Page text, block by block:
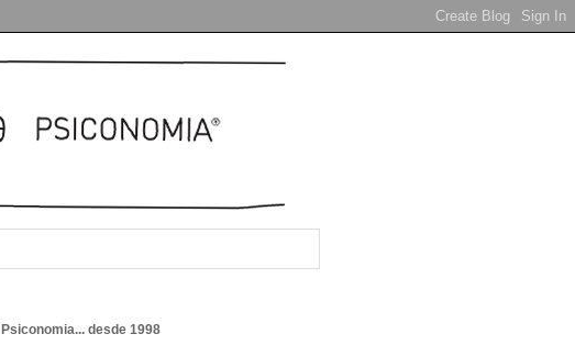
Psiconomia... desde 1998